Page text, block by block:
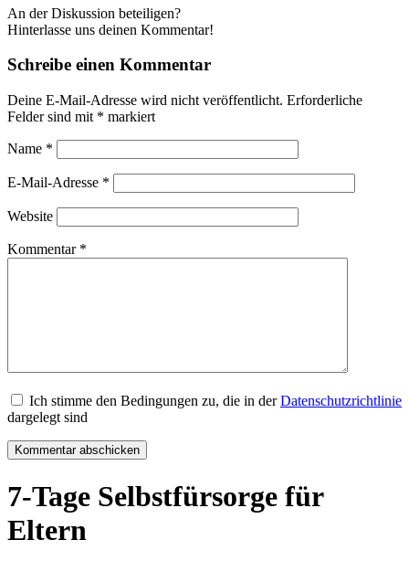
An der Diskussion beteiligen?
Hinterlasse uns deinen Kommentar!
Schreibe einen Kommentar
Deine E-Mail-Adresse wird nicht veröffentlicht. Erforderliche
Felder sind mit * markiert
Name *
E-Mail-Adresse *
Website
Kommentar *
Ich stimme den Bedingungen zu, die in derDatenschutzrichtlinie
dargelegt sind
7-Tage Selbstfürsorge für
Eltern